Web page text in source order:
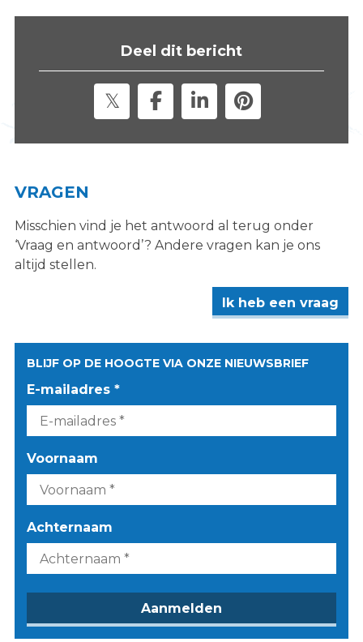
Deel dit bericht
VRAGEN
Misschien vind je het antwoord al terug onder
‘Vraag en antwoord’? Andere vragen kan je ons
altijd stellen.
Ik heb een vraag
BLIJF OP DE HOOGTE VIA ONZE NIEUWSBRIEF
E-mailadres *
Voornaam
Achternaam